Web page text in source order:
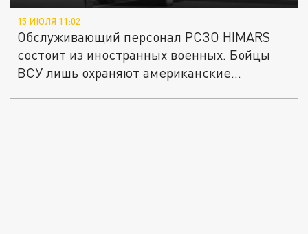
15 ИЮЛЯ 11:02
Обслуживающий персонал РСЗО HIMARS
состоит из иностранных военных. Бойцы
ВСУ лишь охраняют американские...